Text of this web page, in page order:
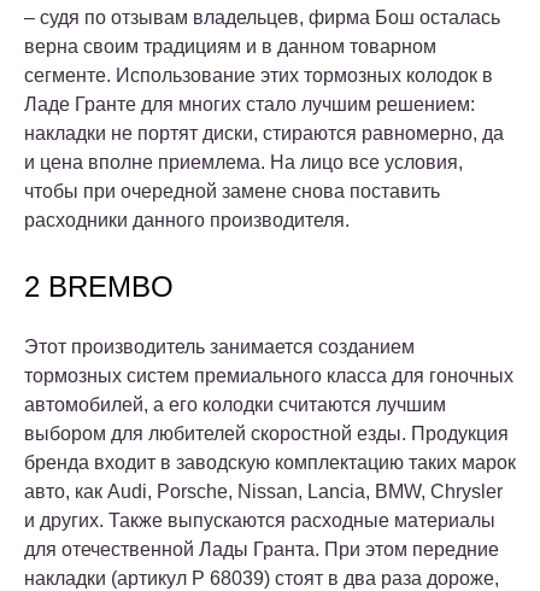
– судя по отзывам владельцев, фирма Бош осталась
верна своим традициям и в данном товарном
сегменте. Использование этих тормозных колодок в
Ладе Гранте для многих стало лучшим решением:
накладки не портят диски, стираются равномерно, да
и цена вполне приемлема. На лицо все условия,
чтобы при очередной замене снова поставить
расходники данного производителя.
2 BREMBO
Этот производитель занимается созданием
тормозных систем премиального класса для гоночных
автомобилей, а его колодки считаются лучшим
выбором для любителей скоростной езды. Продукция
бренда входит в заводскую комплектацию таких марок
авто, как Audi, Porsche, Nissan, Lancia, BMW, Chrysler
и других. Также выпускаются расходные материалы
для отечественной Лады Гранта. При этом передние
накладки (артикул P 68039) стоят в два раза дороже,